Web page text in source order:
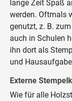
lange Zeit Spaß
werden. Oftmals
genutzt, z. B.
auch in Schulen
ihn dort als
und
Externe
Wie für alle